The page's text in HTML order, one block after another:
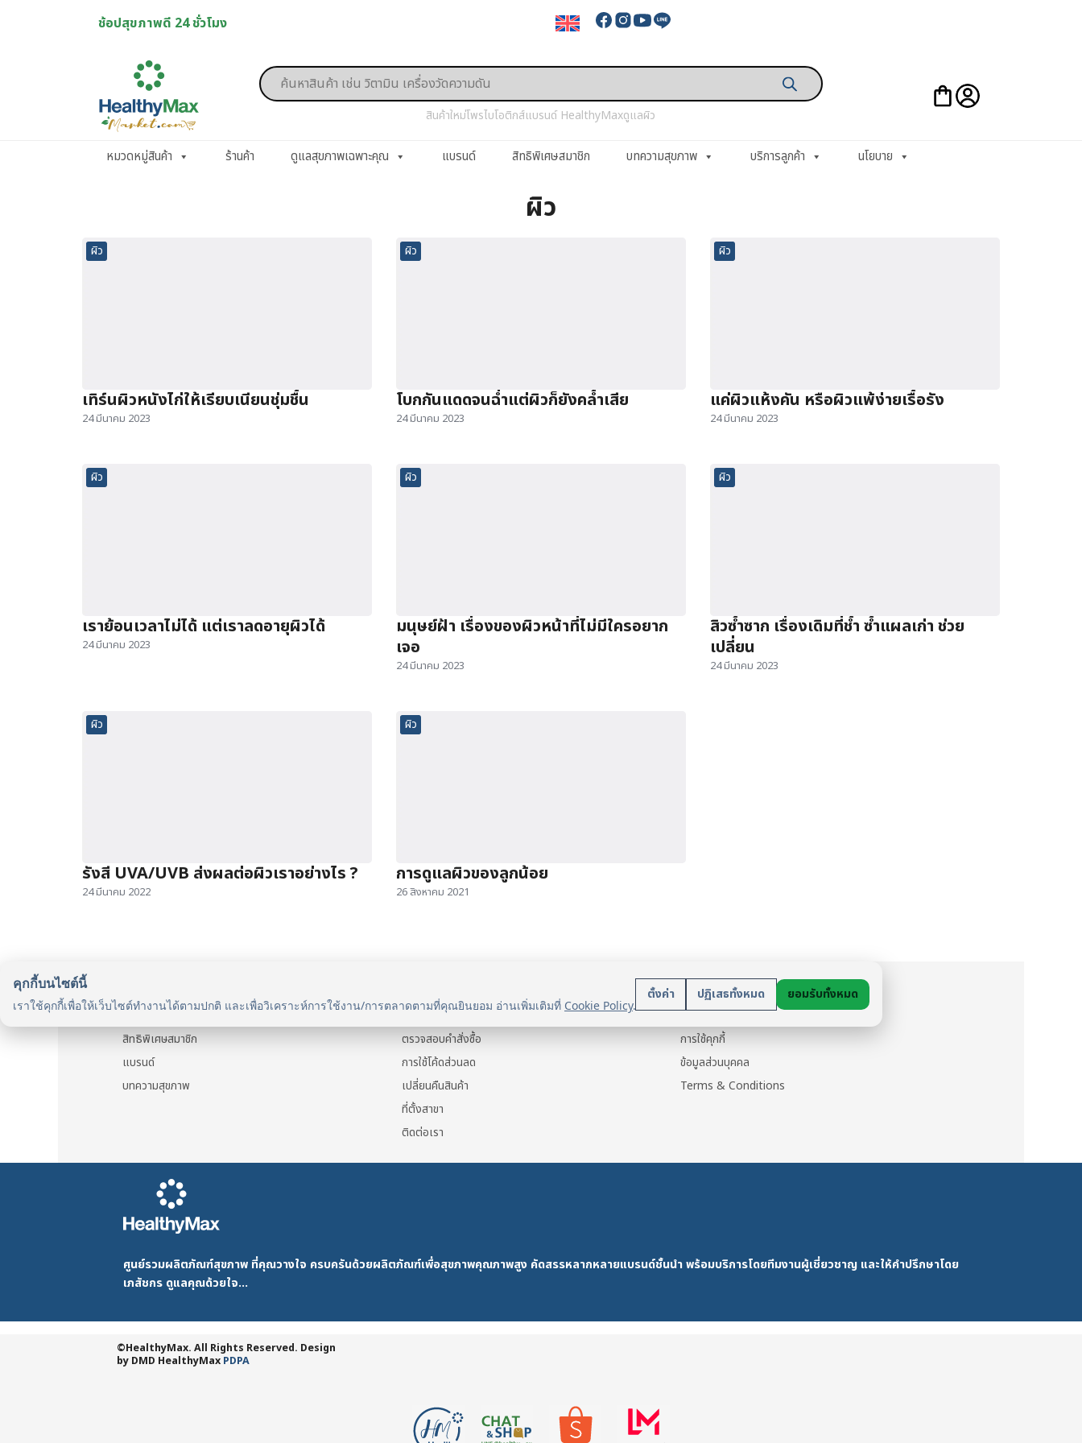
ช้อปสุขภาพดี 24 ชั่วโมง
Products
search
สินค้าใหม่โพรไบโอติกส์แบรนด์ HealthyMaxดูแลผิว
หมวดหมู่สินค้า ร้านค้า ดูแลสุขภาพเฉพาะคุณ แบรนด์ สิทธิพิเศษสมาชิก บทความสุขภาพ บริการลูกค้า นโยบาย
ผิว
ผิว
เทิร์นผิวหนังไก่ให้เรียบเนียนชุ่มชื้น
24 มีนาคม 2023
ผิว
โบกกันแดดจนฉ่ำแต่ผิวก็ยังคล้ำเสีย
24 มีนาคม 2023
ผิว
แค่ผิวแห้งคัน หรือผิวแพ้ง่ายเรื้อรัง
24 มีนาคม 2023
ผิว
เราย้อนเวลาไม่ได้ แต่เราลดอายุผิวได้
24 มีนาคม 2023
ผิว
มนุษย์ฝ้า เรื่องของผิวหน้าที่ไม่มีใครอยาก
เจอ
24 มีนาคม 2023
ผิว
สิวซ้ำซาก เรื่องเดิมที่ช้ำ ซ้ำแผลเก่า ช่วย
เปลี่ยน
24 มีนาคม 2023
ผิว
รังสี UVA/UVB ส่งผลต่อผิวเราอย่างไร ?
24 มีนาคม 2022
ผิว
การดูแลผิวของลูกน้อย
26 สิงหาคม 2021
คุกกี้บนไซต์นี้
เราใช้คุกกี้เพื่อให้เว็บไซต์ทำงานได้ตามปกติ และเพื่อวิเคราะห์การใช้งาน/การตลาดตามที่คุณยินยอม อ่านเพิ่มเติมที่ Cookie Policy.
ตั้งค่า ปฏิเสธทั้งหมด ยอมรับทั้งหมด
สิทธิพิเศษสมาชิก
แบรนด์
บทความสุขภาพ
แจ้งการชำระเงิน
ตรวจสอบคำสั่งซื้อ
การใช้โค้ดส่วนลด
เปลี่ยนคืนสินค้า
ที่ตั้งสาขา
ติดต่อเรา
นโยบาย
ข้อมูลส่วนตัว
การใช้คุกกี้
ข้อมูลส่วนบุคคล
Terms & Conditions
ศูนย์รวมผลิตภัณฑ์สุขภาพ ที่คุณวางใจ ครบครันด้วยผลิตภัณฑ์เพื่อสุขภาพคุณภาพสูง คัดสรรหลากหลายแบรนด์ชั้นนำ พร้อมบริการโดยทีมงานผู้เชี่ยวชาญ และให้คำปรึกษาโดย
เภสัชกร ดูแลคุณด้วยใจ...
©HealthyMax. All Rights Reserved. Design
by DMD HealthyMax PDPA